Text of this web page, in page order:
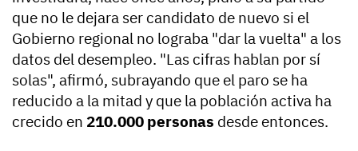
que no le dejara ser candidato de nuevo si el
Gobierno regional no lograba "dar la vuelta" a los
datos del desempleo. "Las cifras hablan por sí
solas", afirmó, subrayando que el paro se ha
reducido a la mitad y que la población activa ha
crecido en 210.000 personas desde entonces.